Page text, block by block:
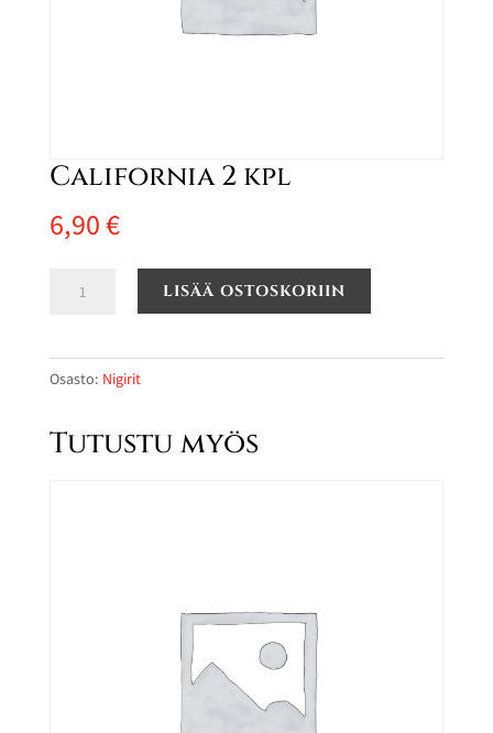
California 2 kpl
6,90€
määrä
LISÄÄ OSTOSKORIIN
Osasto: Nigirit
Tutustu myös